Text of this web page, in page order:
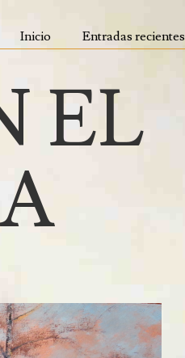
Inicio Entradas recientes
EL